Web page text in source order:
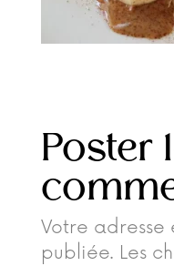
Poster
Votre adresse
publiée. Les